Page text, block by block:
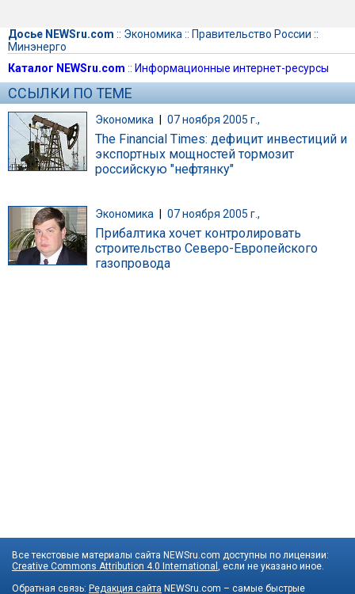
Досье NEWSru.com :: Экономика :: Правительство России ::
Минэнерго
Каталог NEWSru.com :: Информационные интернет-ресурсы
ССЫЛКИ ПО ТЕМЕ
Экономика | 07 ноября 2005 г.,
The Financial Times: дефицит инвестиций и
экспортных мощностей тормозит
российскую "нефтянку"
Экономика 07 ноября 2005 г.,
Прибалтика хочет контролировать
строительство Северо-Европейского
газопровода
Все текстовые материалы сайта NEWSru.com доступны по лицензии:
Creative Commons Attribution 4.0 International , если не указано иное.
Обратная связь: Редакция сайта NEWSru.com – самые быстрые